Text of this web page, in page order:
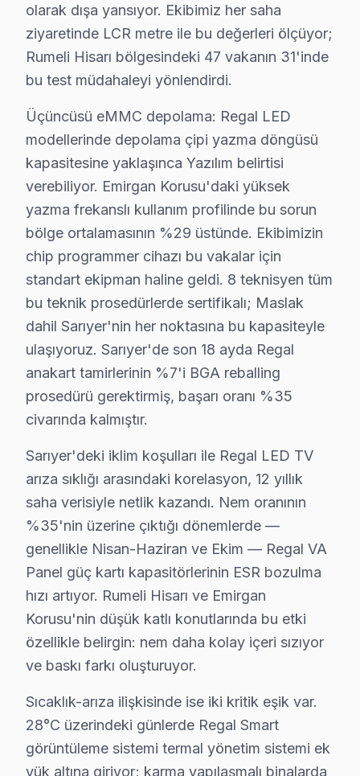
Fiyatları etkileyen en önemli faktörlerden biri garanti
Neden Fabrika Servis?
Regal televizyon arızalarında benim için her şey
Yaptığımız tamirler, 6 ay garanti ile birlikte geliyor.
Ücretsiz teşhis imkanı ise bir başka büyük artı.
Sarıyer Regal servis - TV Tamiri
Sarıyer'da Regal görüntüleme sistemi tamiri
Pratik olarak, Gereksiz parça önermiyoruz. Orijinal
Konu buraya gelince şunu diyoruz: Arıza tespiti
Neden Sarıyer'de Regal teknik desteği Tercih
Sarıyer Regal TV Ekran Anakart Profesyonel Servis ve Tamir
Sarıyer'da Regal televizyon ünitesi'niz
• Sarıyer'de 25+ sertifikalı teknisyen Regal panel
• Sarıyer'de sadece orijinal parça kullanıyoruz.
• Termal kamera ve osiloskop kullanarak arızalı
Bunu bilmek işinize yarar:, Rumeli Hisarı, Emirgan
Regal TV'lerde Sık Görülen Arızalar
Regal televizyonlar kaliteli yapısıyla öne çıksa da
Regal Smart LED TV ve VA Panel modellerde en
Anakart sorunu da Regal kullanıcılarının sıkça
Yazılım: Regal'ın Smart görüntüleme sistemi
Son olarak Güç kartı: Sarıyer bölgesinde buna
» Sarıyer'de Regal VA Panel ve IPS panel
Sarıyer × Regal: Yerel İçerik ve Deneyim
Sarıyer servis lojistiği, ilçenin Avrupa Yakası'ndaki
olarak dışa yansıyor. Ekibimiz her saha
ziyaretinde LCR metre ile bu değerleri ölçüyor;
Rumeli Hisarı bölgesindeki 47 vakanın 31'inde
bu test müdahaleyi yönlendirdi.
Üçüncüsü eMMC depolama: Regal LED
modellerinde depolama çipi yazma döngüsü
kapasitesine yaklaşınca Yazılım belirtisi
verebiliyor. Emirgan Korusu'daki yüksek
yazma frekanslı kullanım profilinde bu sorun
bölge ortalamasının %29 üstünde. Ekibimizin
chip programmer cihazı bu vakalar için
standart ekipman haline geldi. 8 teknisyen tüm
bu teknik prosedürlerde sertifikalı; Maslak
dahil Sarıyer'nin her noktasına bu kapasiteyle
ulaşıyoruz. Sarıyer'de son 18 ayda Regal
anakart tamirlerinin %7'i BGA reballing
prosedürü gerektirmiş, başarı oranı %35
civarında kalmıştır.
Sarıyer'deki iklim koşulları ile Regal LED TV
arıza sıklığı arasındaki korelasyon, 12 yıllık
saha verisiyle netlik kazandı. Nem oranının
%35'nin üzerine çıktığı dönemlerde —
genellikle Nisan-Haziran ve Ekim — Regal VA
Panel güç kartı kapasitörlerinin ESR bozulma
hızı artıyor. Rumeli Hisarı ve Emirgan
Korusu'nin düşük katlı konutlarında bu etki
özellikle belirgin: nem daha kolay içeri sızıyor
ve baskı farkı oluşturuyor.
Sıcaklık-arıza ilişkisinde ise iki kritik eşik var.
28°C üzerindeki günlerde Regal Smart
görüntüleme sistemi termal yönetim sistemi ek
yük altına giriyor; karma yapılaşmalı binalarda